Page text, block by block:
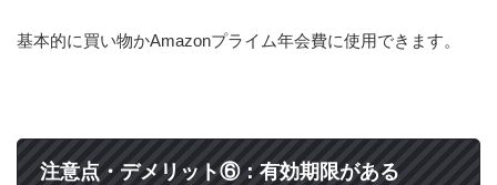
基本的に買い物かAmazonプライム年会費に使用できます。
注意点・デメリット⑥：有効期限がある